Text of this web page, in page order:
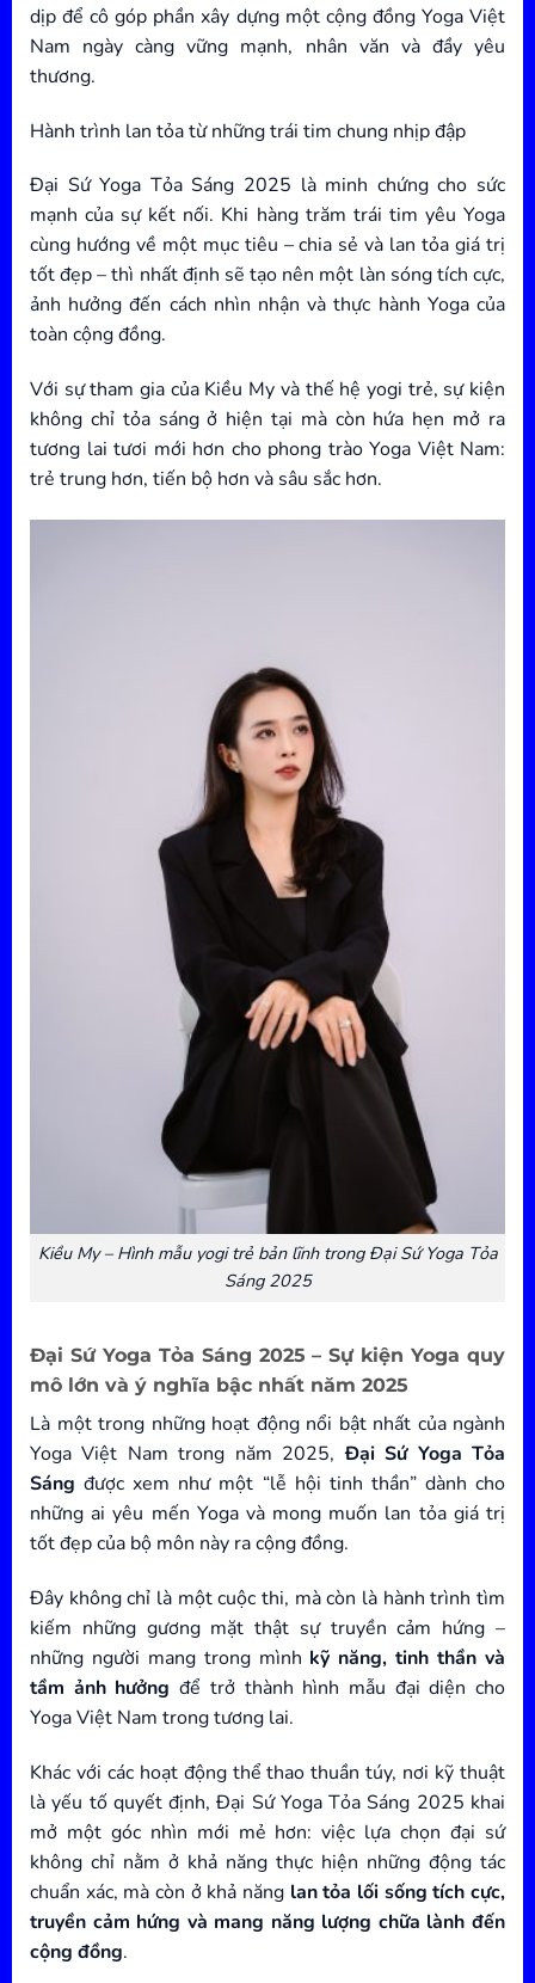
dịp để cô góp phần xây dựng một cộng đồng Yoga Việt
Nam ngày càng vững mạnh, nhân văn và đầy yêu
thương.
Hành trình lan tỏa từ những trái tim chung nhịp đập
Đại Sứ Yoga Tỏa Sáng 2025 là minh chứng cho sức
mạnh của sự kết nối. Khi hàng trăm trái tim yêu Yoga
cùng hướng về một mục tiêu – chia sẻ và lan tỏa giá trị
tốt đẹp – thì nhất định sẽ tạo nên một làn sóng tích cực,
ảnh hưởng đến cách nhìn nhận và thực hành Yoga của
toàn cộng đồng.
Với sự tham gia của Kiều My và thế hệ yogi trẻ, sự kiện
không chỉ tỏa sáng ở hiện tại mà còn hứa hẹn mở ra
tương lai tươi mới hơn cho phong trào Yoga Việt Nam:
trẻ trung hơn, tiến bộ hơn và sâu sắc hơn.
Kiều My – Hình mẫu yogi trẻ bản lĩnh trong Đại Sứ Yoga Tỏa
Sáng 2025
Đại Sứ Yoga Tỏa Sáng 2025 – Sự kiện Yoga quy
mô lớn và ý nghĩa bậc nhất năm 2025
Là một trong những hoạt động nổi bật nhất của ngành
Yoga Việt Nam trong năm 2025,Đại Sứ Yoga Tỏa
Sáng được xem như một “lễ hội tinh thần” dành cho
những ai yêu mến Yoga và mong muốn lan tỏa giá trị
tốt đẹp của bộ môn này ra cộng đồng.
Đây không chỉ là một cuộc thi, mà còn là hành trình tìm
kiếm những gương mặt thật sự truyền cảm hứng –
những người mang trong mình kỹ năng, tinh thần và
tầm ảnh hưởng để trở thành hình mẫu đại diện cho
Yoga Việt Nam trong tương lai.
Khác với các hoạt động thể thao thuần túy, nơi kỹ thuật
là yếu tố quyết định, Đại Sứ Yoga Tỏa Sáng 2025 khai
mở một góc nhìn mới mẻ hơn: việc lựa chọn đại sứ
không chỉ nằm ở khả năng thực hiện những động tác
chuẩn xác, mà còn ở khả năng lan tỏa lối sống tích cực,
truyền cảm hứng và mang năng lượng chữa lành đến
cộng đồng.